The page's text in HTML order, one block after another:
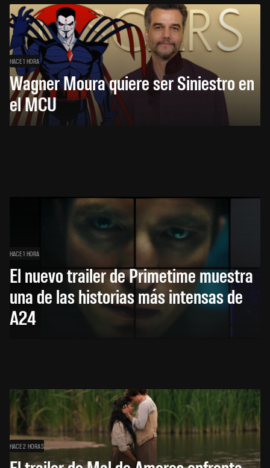
HACE 1 HORA
Wagner Moura quiere ser Siniestro en
el MCU
HACE 1 HORA
El nuevo trailer de Primetime muestra
una de las historias más intensas de
A24
HACE 2 HORAS